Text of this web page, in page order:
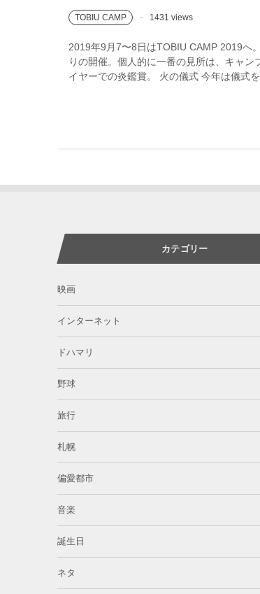
TOBIU CAMP 1431 views
2019年9月7〜8日はTOBIU CAMP 2019へ
りの開催。個人的に一番の見所は、キャ
イヤーでの炎鑑賞。 火の儀式 今年は儀式
カテゴリー
映画
インターネット
ドハマリ
野球
旅行
札幌
偏愛都市
音楽
誕生日
ネタ